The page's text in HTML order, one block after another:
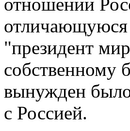
отличающуюся
"президент
собственному
вынужден
с Россией.